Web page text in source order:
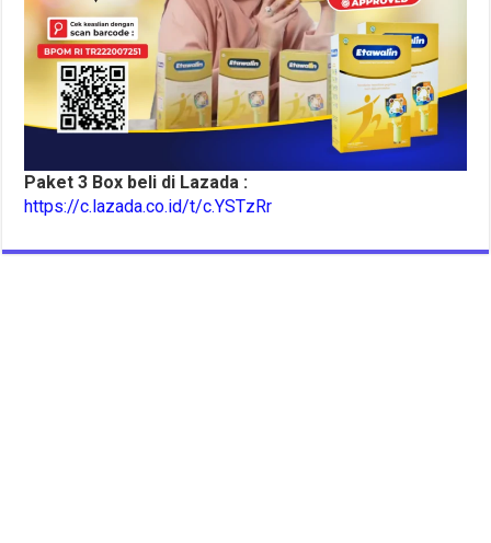
Paket 3 Box beli di Lazada :
https://c.lazada.co.id/t/c.YSTzRr